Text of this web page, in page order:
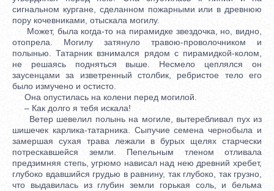
сигнальном кургане, сделанном пожарными или в древнюю
пору кочевниками, отыскала могилу.
Может, была когда-то на пирамидке звездочка, но, видно,
отопрела. Могилу затянуло травою-проволочником и
полынью. Татарник взнимался рядом с пирамидкой-колом,
не решаясь подняться выше. Несмело цеплялся он
заусенцами за изветренный столбик, ребристое тело его
было измучено и остисто.
Она опустилась на колени перед могилой.
– Как долго я тебя искала!
Ветер шевелил полынь на могиле, вытеребливал пух из
шишечек карлика-татарника. Сыпучие семена чернобыла и
замершая сухая трава лежали в бурых щелях старчески
потрескавшейся земли. Пепельным тленом отливала
предзимняя степь, угрюмо нависал над нею древний хребет,
глубоко вдавшийся грудью в равнину, так глубоко, так грузно,
что выдавилась из глубин земли горькая соль, и бельма